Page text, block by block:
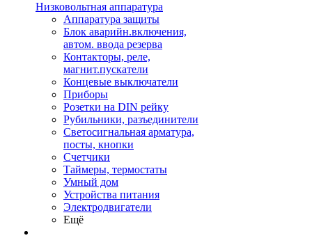
Низковольтная аппаратура
Аппаратура защиты
Блок аварийн.включения,
автом. ввода резерва
Контакторы, реле,
магнит.пускатели
Концевые выключатели
Приборы
Розетки на DIN рейку
Рубильники, разъединители
Светосигнальная арматура,
посты, кнопки
Счетчики
Таймеры, термостаты
Умный дом
Устройства питания
Электродвигатели
Ещё